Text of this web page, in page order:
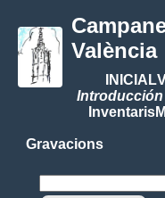
València
INICIAL
Introducción
Inventaris
Gravacions